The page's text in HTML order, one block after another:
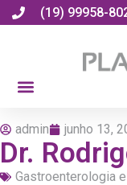
(19) 99958-
admin junho 13,
Dr.
Gastroenterologia